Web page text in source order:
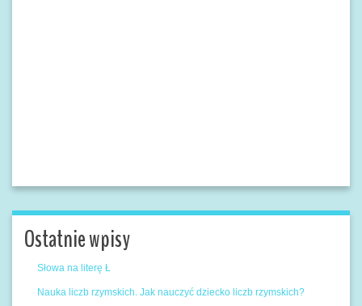
Ostatnie wpisy
Słowa na literę Ł
Nauka liczb rzymskich. Jak nauczyć dziecko liczb rzymskich?